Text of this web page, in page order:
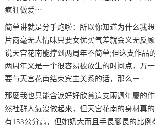
疯狂做爱⋯
简单讲就是分手炮啦：所以你知道为什么我
片商毫无人情味只要女优买气差就会义无反
说天宫花南能撑到两周年不简单;但这支作品
两周年又是一个很容易被放生的时间点，万
要与天宫花南结束宾主关系的话，那么ー
那麼我也只能含淚好好欣賞這支兩週年慶的
然社群人氣沒做起來，但天宮花南的身材真
有153公分高，但她奶大而且手長腳長的比例